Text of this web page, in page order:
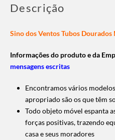
Descrição
Sino dos Ventos Tubos Dourados
Informações do produto e da
mensagens escritas
Encontramos vários
apropriado são os que têm
Todo objeto móvel espanta
forças positivas, trazendo
casa e seus moradores